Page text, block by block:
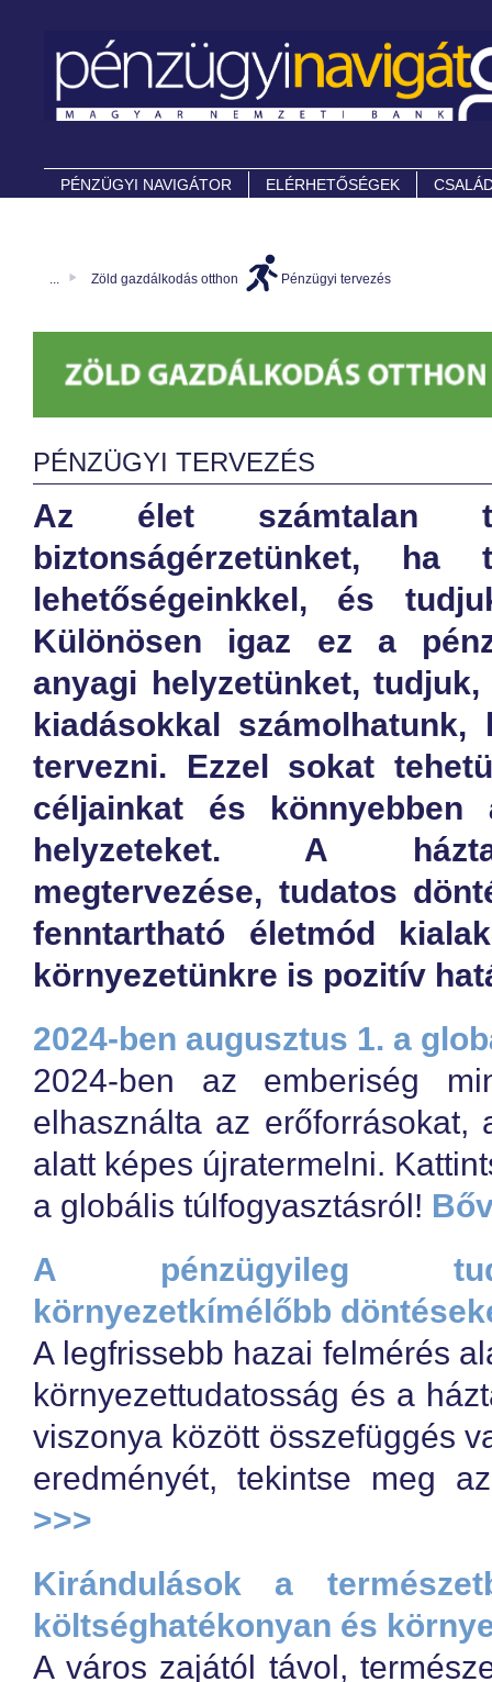
PÉNZÜGYI NAVIGÁTOR ELÉRHETŐSÉGEK
... Zöld gazdálkodás otthon Pénzügyi tervezés
PÉNZÜGYI TERVEZÉS
Az élet számtalan
biztonságérzetünket,
lehetőségeinkkel, és
Különösen igaz ez a
anyagi helyzetünket,
kiadásokkal
tervezni. Ezzel sokat
céljainkat és könnyebben
helyzeteket. A
megtervezése, tudatos
fenntartható életmód
környezetünkre is pozitív
2024-ben augusztus 1. a
2024-ben az emberiség
elhasználta az
alatt képes újratermelni.
a globális túlfogyasztásról!
A pénzügyileg
környezetkímélőbb
A legfrissebb hazai felmérés
környezettudatosság és a
viszonya között összefüggés
eredményét, tekintse meg
>>>
Kirándulások a
költséghatékonyan és
A város zajától távol,